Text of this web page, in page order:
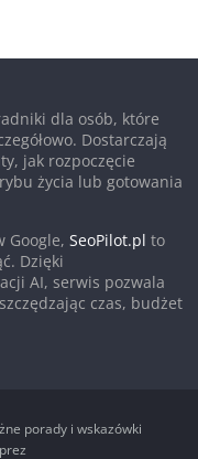
dla osób, które
Dostarczają
jak rozpoczęcie
życia lub gotowania
Google,SeoPilot.pl to
Dzięki
AI, serwis pozwala
czas, budżet
porady i wskazówki